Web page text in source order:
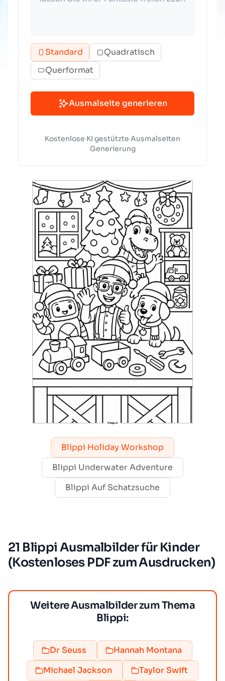
Blippi Holiday Workshop
Blippi Underwater Adventure
Blippi Auf Schatzsuche
Standard
Quadratisch
Querformat
Ausmalseite generieren
Kostenlose KI gestützte Ausmalseiten
Generierung
21 Blippi Ausmalbilder für Kinder
(Kostenloses PDF zum Ausdrucken)
Weitere Ausmalbilder zum Thema
Blippi:
Dr Seuss
Hannah Montana
Michael Jackson
Taylor Swift